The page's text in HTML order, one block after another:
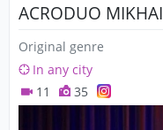
ACRODUO
Original genre
In any city
11
35